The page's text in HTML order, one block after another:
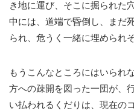
き地に運び、そこに掘られた
中には、道端で昏倒し、まだ
られ、危うく一緒に埋められ
もうこんなところにはいられ
方への疎開を図った一団が、
い払われるくだりは、現在の